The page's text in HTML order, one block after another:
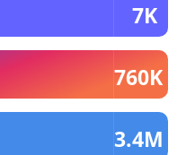
7K
760K
3.4M